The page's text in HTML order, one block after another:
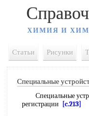
ХИМИЯ И
Статьи Рисунки
Специальные
Специальные
регистрации
[c.213]